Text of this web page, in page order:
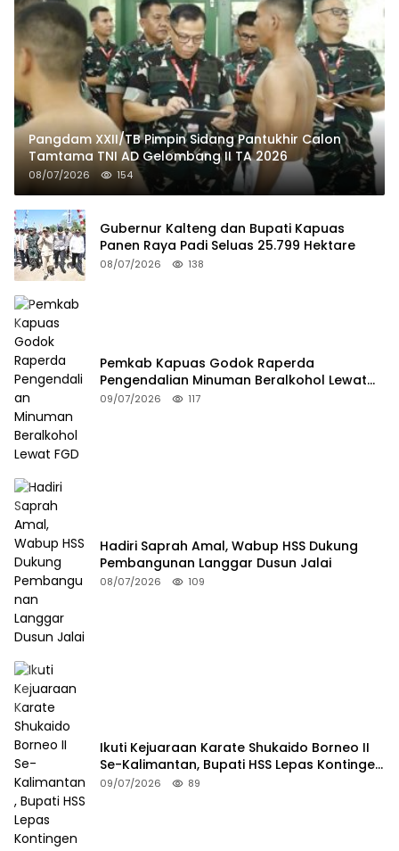
Pangdam XXII/TB Pimpin Sidang Pantukhir Calon
Tamtama TNI AD Gelombang II TA 2026
08/07/2026 154
Gubernur Kalteng dan Bupati Kapuas
Panen Raya Padi Seluas 25.799 Hektare
08/07/2026 138
Pemkab Kapuas Godok Raperda
Pengendalian Minuman Beralkohol Lewat
FGD
09/07/2026 117
Hadiri Saprah Amal, Wabup HSS Dukung
Pembangunan Langgar Dusun Jalai
08/07/2026 109
Ikuti Kejuaraan Karate Shukaido Borneo II
Se-Kalimantan, Bupati HSS Lepas Kontingen
FORKI
09/07/2026 89